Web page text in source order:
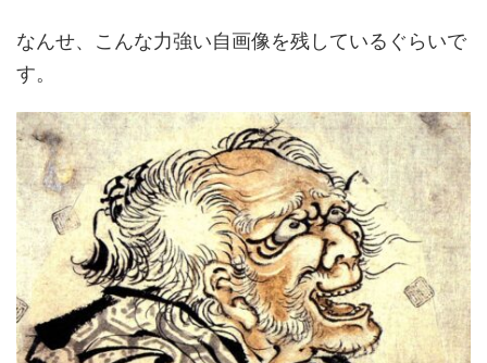
なんせ、こんな力強い自画像を残しているぐらいで
す。